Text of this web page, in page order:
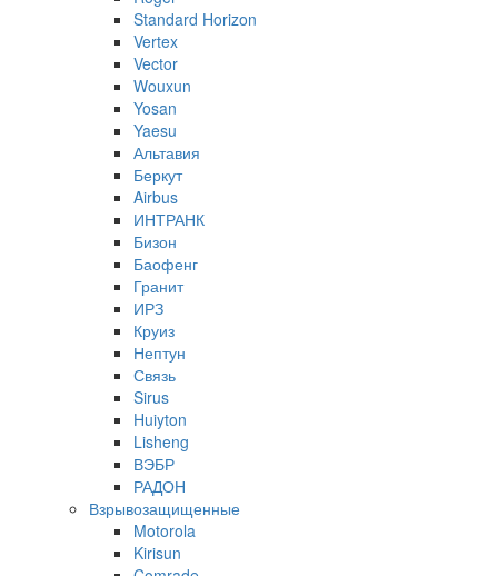
Standard Horizon
Vertex
Vector
Wouxun
Yosan
Yaesu
Альтавия
Беркут
Airbus
ИНТРАНК
Бизон
Баофенг
Гранит
ИРЗ
Круиз
Нептун
Связь
Sirus
Huiyton
Lisheng
ВЭБР
РАДОН
Взрывозащищенные
Motorola
Kirisun